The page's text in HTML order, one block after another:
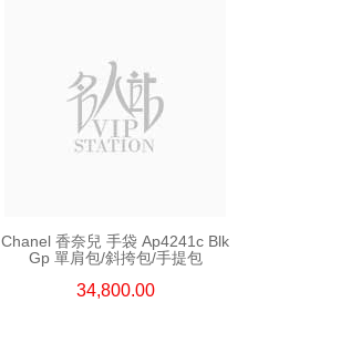
Chanel 香奈兒 手袋 Ap4241c Blk
Gp 單肩包/斜挎包/手提包
34,800.00